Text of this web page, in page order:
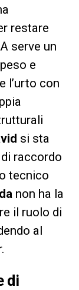
restare
serve un
e
l’urto con
si sta
raccordo
tecnico
non ha la
il ruolo di
al
di